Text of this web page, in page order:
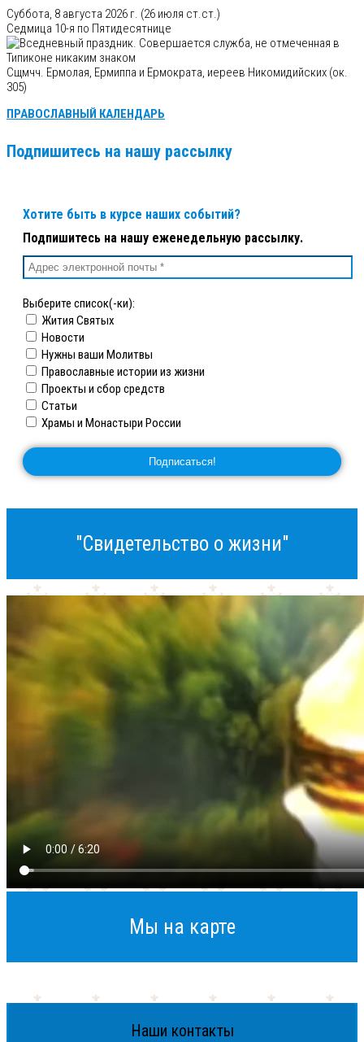
Суббота, 8 августа 2026 г. (26 июля ст.ст.)
Седмица 10-я по Пятидесятнице
Сщмчч. Ермолая, Ермиппа и Ермократа, иереев Никомидийских (ок.
305)
ПРАВОСЛАВНЫЙ КАЛЕНДАРЬ
Подпишитесь на нашу рассылку
Хотите быть в курсе наших событий?
Подпишитесь на нашу еженедельную рассылку.
Выберите список(-ки):
Жития Святых
Новости
Нужны ваши Молитвы
Православные истории из жизни
Проекты и сбор средств
Статьи
Храмы и Монастыри России
"Свидетельство о жизни"
Мы на карте
Наши контакты